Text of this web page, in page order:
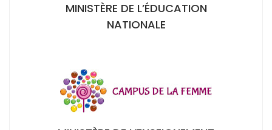
MINISTÈRE DE L’ÉDUCATION
NATIONALE